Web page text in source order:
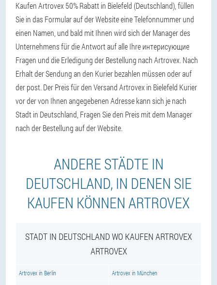
Kaufen Artrovex 50% Rabatt in Bielefeld (Deutschland), füllen
Sie in das Formular auf der Website eine Telefonnummer und
einen Namen, und bald mit Ihnen wird sich der Manager des
Unternehmens für die Antwort auf alle Ihre интерисующие
Fragen und die Erledigung der Bestellung nach Artrovex. Nach
Erhalt der Sendung an den Kurier bezahlen müssen oder auf
der post. Der Preis für den Versand Artrovex in Bielefeld Kurier
vor der von Ihnen angegebenen Adresse kann sich je nach
Stadt in Deutschland, Fragen Sie den Preis mit dem Manager
nach der Bestellung auf der Website.
ANDERE STÄDTE IN
DEUTSCHLAND, IN DENEN SIE
KAUFEN KÖNNEN ARTROVEX
STADT IN DEUTSCHLAND WO KAUFEN ARTROVEX
ARTROVEX
Artrovex in Berlin Artrovex in München